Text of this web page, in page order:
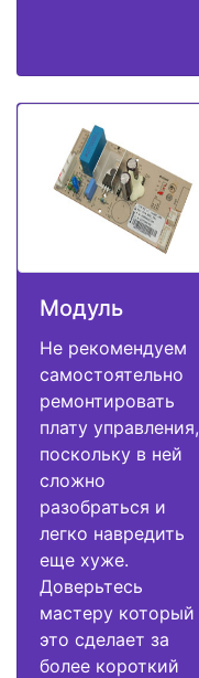
Модуль
Не рекомендуем
самостоятельно
ремонтировать
плату управления,
поскольку в ней
сложно
разобраться и
легко навредить
еще хуже.
Доверьтесь
мастеру который
это сделает за
более короткий